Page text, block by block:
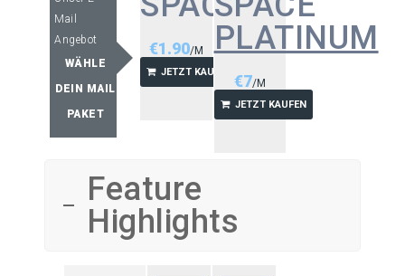
Mail
Angebot
WÄHLE
DEIN MAIL
PAKET
€1.90/M
JETZT KAUFEN
PLATINUM
€7/M
JETZT KAUFEN
Feature
Highlights